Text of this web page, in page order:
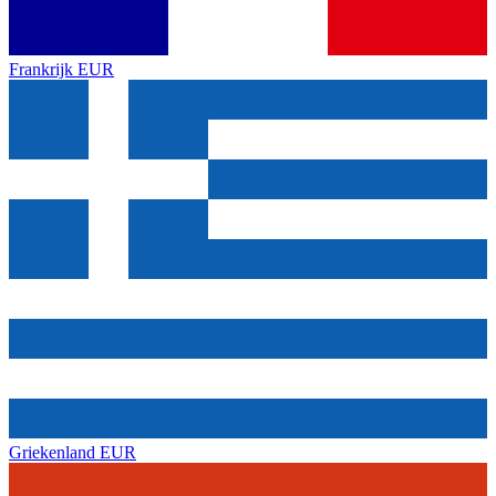
Frankrijk EUR
Griekenland EUR